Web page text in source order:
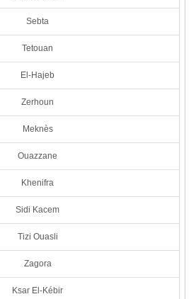
Sebta
Tetouan
El-Hajeb
Zerhoun
Meknès
Ouazzane
Khenifra
Sidi Kacem
Tizi Ouasli
Zagora
Ksar El-Kébir